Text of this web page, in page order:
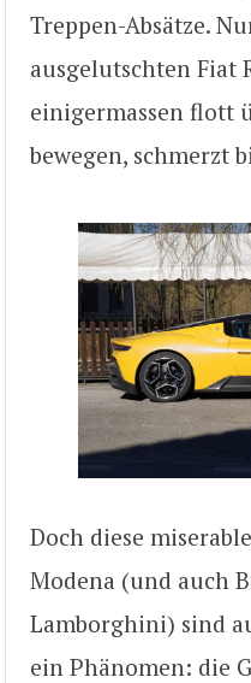
Treppen-Absätze.
ausgelutschten Fiat
einigermassen flott
bewegen, schmerzt
Doch diese
Modena (und auch
Lamborghini) sind
ein Phänomen: die